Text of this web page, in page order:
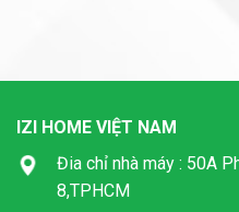
IZI HOME VIỆT NAM
Đia chỉ nhà máy : 50A
8,TPHCM